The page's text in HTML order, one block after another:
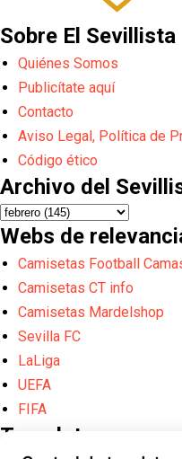
Sobre El Sevillista
Quiénes Somos
Publicítate aquí
Contacto
Aviso Legal, Política de
Código ético
Archivo del
Webs de
Camisetas Football
Camisetas CT info
Camisetas Mardelshop
Sevilla FC
LaLiga
UEFA
FIFA
Translate